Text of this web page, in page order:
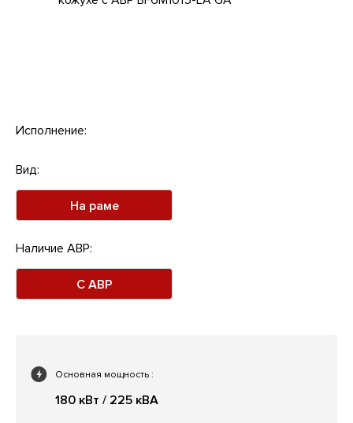
Исполнение:
Вид:
На раме
Наличие АВР:
С АВР
Основная мощность :
180 кВт / 225 кВА